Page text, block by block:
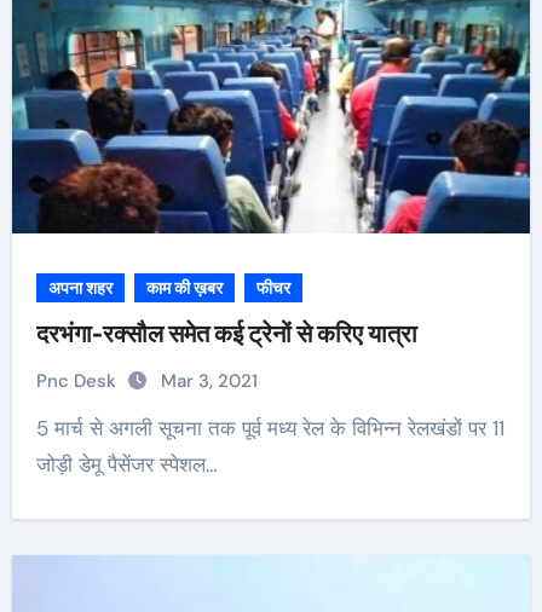
अपना शहर काम की ख़बर फीचर
दरभंगा-रक्सौल समेत कई ट्रेनों से करिए यात्रा
Pnc Desk Mar 3, 2021
5 मार्च से अगली सूचना तक पूर्व मध्य रेल के विभिन्न रेलखंडों पर 11
जोड़ी डेमू पैसेंजर स्पेशल…